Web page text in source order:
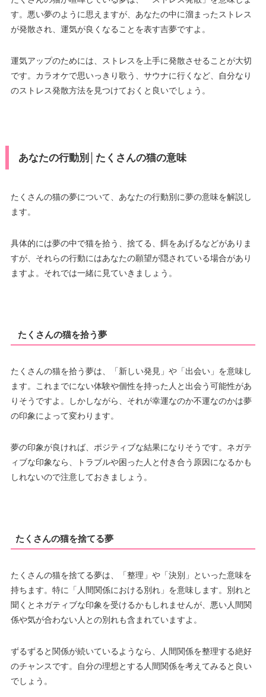
す。悪い夢のように思えますが、あなたの中に溜まったストレス
が発散され、運気が良くなることを表す吉夢ですよ。
運気アップのためには、ストレスを上手に発散させることが大切
です。カラオケで思いっきり歌う、サウナに行くなど、自分なり
のストレス発散方法を見つけておくと良いでしょう。
あなたの行動別│たくさんの猫の意味
たくさんの猫の夢について、あなたの行動別に夢の意味を解説し
ます。
具体的には夢の中で猫を拾う、捨てる、餌をあげるなどがありま
すが、それらの行動にはあなたの願望が隠されている場合があり
ますよ。それでは一緒に見ていきましょう。
たくさんの猫を拾う夢
たくさんの猫を拾う夢は、「新しい発見」や「出会い」を意味し
ます。これまでにない体験や個性を持った人と出会う可能性があ
りそうですよ。しかしながら、それが幸運なのか不運なのかは夢
の印象によって変わります。
夢の印象が良ければ、ポジティブな結果になりそうです。ネガテ
ィブな印象なら、トラブルや困った人と付き合う原因になるかも
しれないので注意しておきましょう。
たくさんの猫を捨てる夢
たくさんの猫を捨てる夢は、「整理」や「決別」といった意味を
持ちます。特に「人間関係における別れ」を意味します。別れと
聞くとネガティブな印象を受けるかもしれませんが、悪い人間関
係や気が合わない人との別れも含まれていますよ。
ずるずると関係が続いているようなら、人間関係を整理する絶好
のチャンスです。自分の理想とする人間関係を考えてみると良い
でしょう。